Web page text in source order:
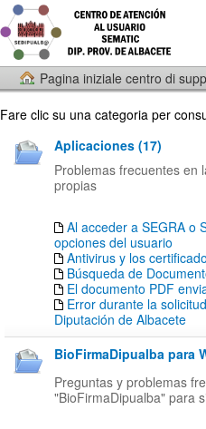
Pagina iniziale centro di
Fare clic su una categoria per
Aplicaciones (17)
Problemas frecuentes en
propias
Al acceder a SEGRA o
opciones del usuario
Antivirus y los
Búsqueda de
El documento PDF
Error durante la
Diputación de Albacete
BioFirmaDipualba para
Preguntas y problemas
"BioFirmaDipualba" para